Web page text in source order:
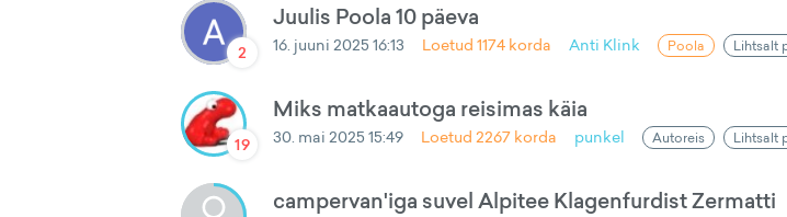
2
Juulis Poola 10 päeva
16. juuni 2025 16:13 Loetud1174 korda Anti Klink Poola Lihtsalt
19
Miks matkaautoga reisimas käia
30. mai 2025 15:49 Loetud2267 korda punkel Autoreis Lihtsalt
campervan'iga suvel Alpitee Klagenfurdist Zermatti